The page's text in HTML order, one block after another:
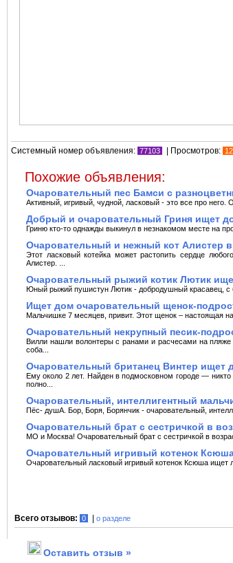
Системный номер объявления: 77103 | Просмотров:
Похожие объявления:
Очаровательный пес Бамси с
Активный, игривый, чудной, ласковый - это все про
Добрый и очаровательный Гриня ищет
Гриню кто-то однажды выкинул в незнакомом месте на
Очаровательный и нежный кот Алистер
Этот ласковый котейка может растопить сердце
Алистер. ...
Очаровательный рыжий котик Лютик
Юный рыжий пушистун Лютик - добродушный красавец, с
Ищет дом очаровательный щенок-
Мальчишке 7 месяцев, привит. Этот щенок – настоящая
Очаровательный некрупный песик-
Вилли нашли волонтеры с ранами и расчесами на
соба...
Очаровательный британец Винтер ищет
Ему около 2 лет. Найден в подмосковном городе —
полно...
Очаровательный, интеллигентный
Пёс- душА. Бор, Боря, Борянчик - очаровательный,
Очаровательный брат с сестричкой в
МО и Москва! Очаровательный брат с сестричкой в
Очаровательный игривый котенок
Очаровательный ласковый игривый котенок Ксюша ищет
Всего отзывов: 0 | о разделе
Оставить отзыв »